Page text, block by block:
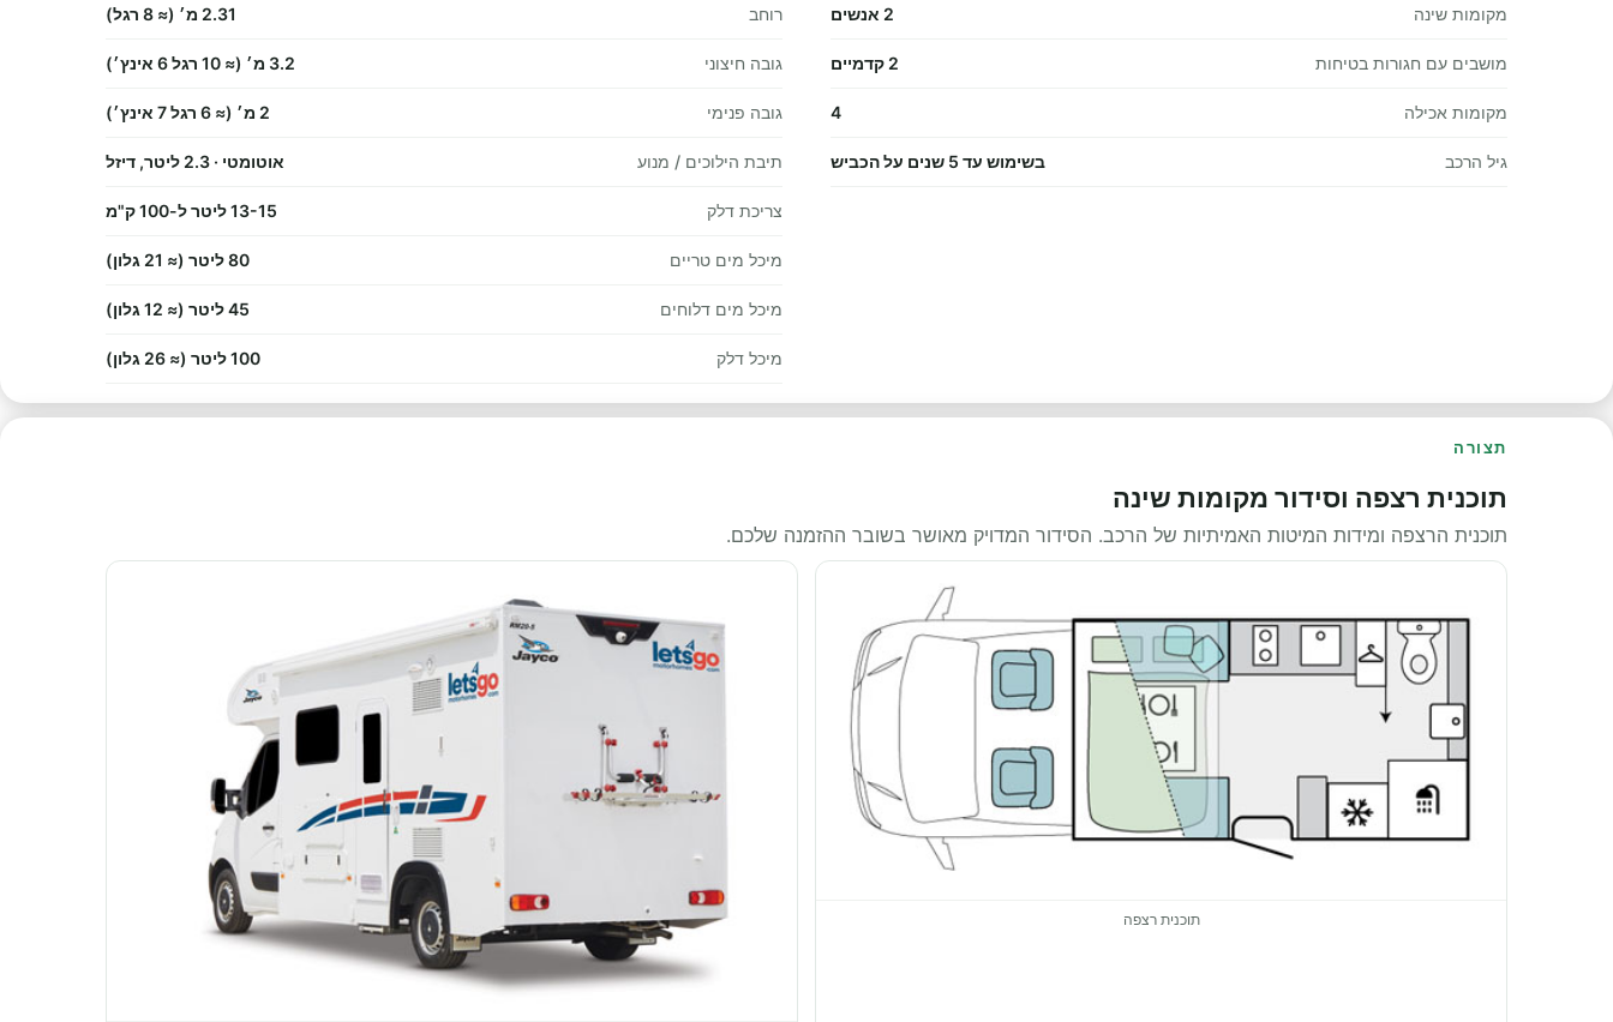
מקומות שינה 2 אנשים
מושבים עם חגורות בטיחות 2 קדמיים
מקומות אכילה 4
גיל הרכב בשימוש עד 5 שנים על הכביש
רוחב 2.31 מ׳ (≈ 8 רגל)
גובה חיצוני 3.2 מ׳ (≈ 10 רגל 6 אינץ׳)
גובה פנימי 2 מ׳ (≈ 6 רגל 7 אינץ׳)
תיבת הילוכים / מנוע אוטומטי · 2.3 ליטר, דיזל
צריכת דלק 13-15 ליטר ל-100 ק"מ
מיכל מים טריים 80 ליטר (≈ 21 גלון)
מיכל מים דלוחים 45 ליטר (≈ 12 גלון)
מיכל דלק 100 ליטר (≈ 26 גלון)
תצורה
תוכנית רצפה וסידור מקומות שינה
תוכנית הרצפה ומידות המיטות האמיתיות של הרכב. הסידור המדויק מאושר בשובר ההזמנה שלכם.
תוכנית רצפה